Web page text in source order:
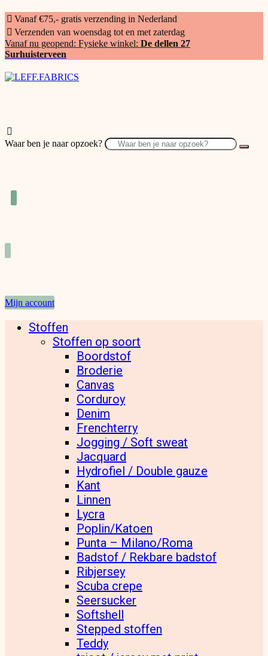
Vanaf €75,- gratis verzending in Nederland
Verzenden van woensdag tot en met zaterdag
Vanaf nu geopend: Fysieke winkel: De dellen 27
Surhuisterveen
Waar ben je naar opzoek?
Mijn account
Stoffen
Stoffen op soort
Boordstof
Broderie
Canvas
Corduroy
Denim
Frenchterry
Jogging / Soft sweat
Jacquard
Hydrofiel / Double gauze
Kant
Linnen
Lycra
Poplin/Katoen
Punta – Milano/Roma
Badstof / Rekbare badstof
Ribjersey
Scuba crepe
Seersucker
Softshell
Stepped stoffen
Teddy